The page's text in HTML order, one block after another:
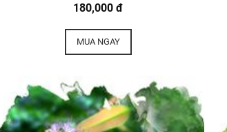
180,000 đ
MUA NGAY